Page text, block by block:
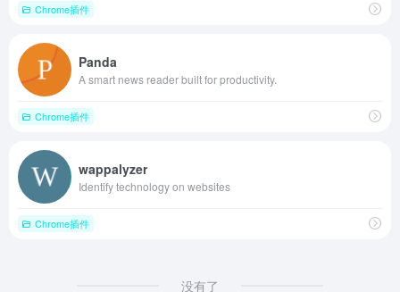
Chrome插件
Panda
A smart news reader built for productivity.
Chrome插件
wappalyzer
Identify technology on websites
Chrome插件
没有了